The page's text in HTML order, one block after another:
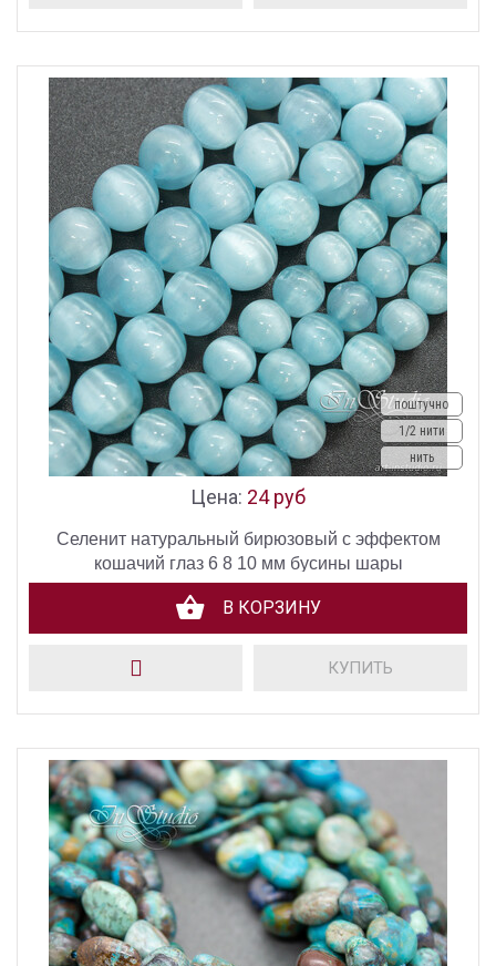
поштучно
1/2 нити
нить
Цена: 24 руб
Селенит натуральный бирюзовый с эффектом
кошачий глаз 6 8 10 мм бусины шары
В КОРЗИНУ
КУПИТЬ